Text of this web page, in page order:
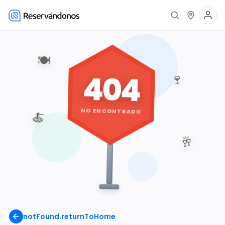
notFound.returnToHome
🍽️
🍷
🥂
🍝
404
NO ENCONTRADO